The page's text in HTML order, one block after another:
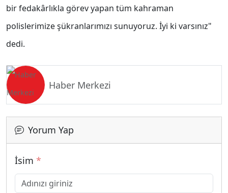
bir fedakârlıkla görev yapan tüm kahraman
polislerimize şükranlarımızı sunuyoruz. İyi ki varsınız"
dedi.
Haber Merkezi
Yorum Yap
İsim *